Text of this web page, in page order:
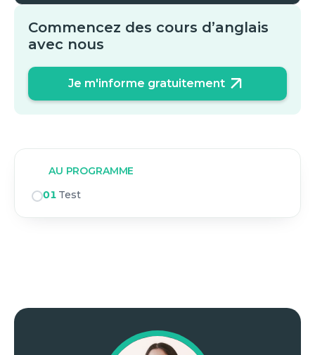
Commencez des cours d’anglais
avec nous
Je m'informe gratuitement
AU PROGRAMME
01 Test